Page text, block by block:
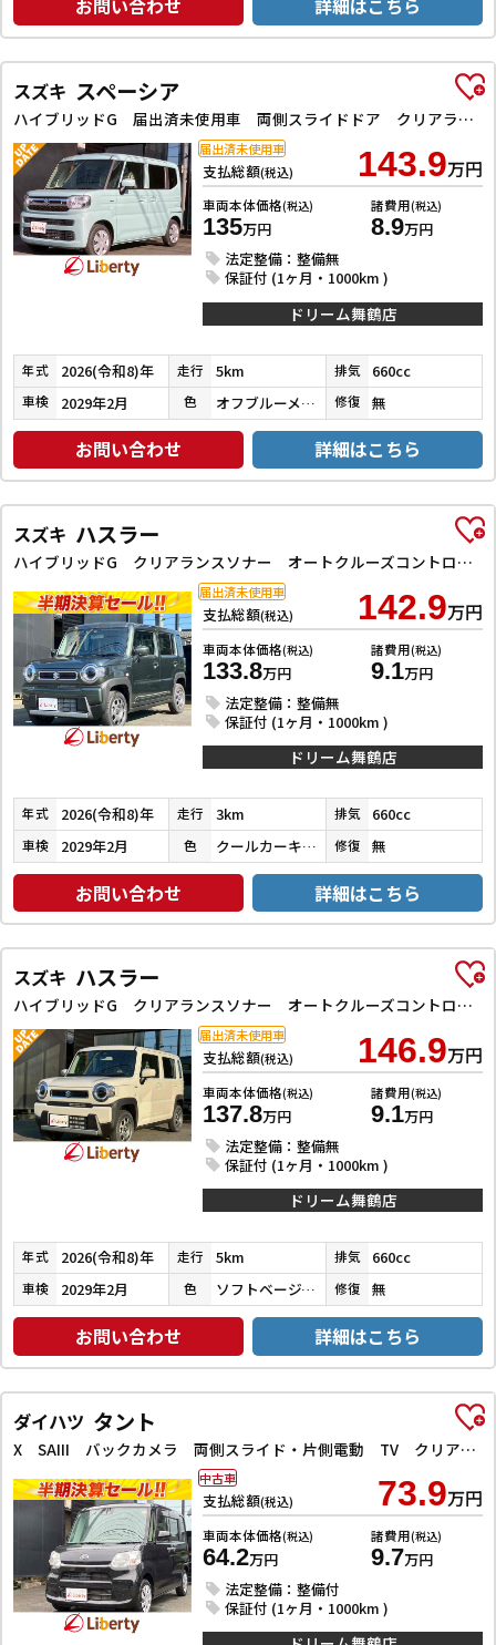
お問い合わせ 詳細はこちら
スズキ スペーシア
ハイブリッドG 届出済未使用車 両側スライドドア クリアランスソナー オートライト LEDヘッドランプ スマートキー アイドリングストップ 電動格納ミラー ベンチシート CVT 盗難防止システム ABS ESC
支払総額(税込) 143.9万円
車両本体価格(税込)
135万円
諸費用(税込)
8.9万円
法定整備：整備無
保証付 (1ヶ月・1000km )
届出済未使用車
ドリーム舞鶴店
年式 2026(令和8)年 走行 5km 排気 660cc
車検 2029年2月 色 オフブルーメタリック 修復 無
お問い合わせ 詳細はこちら
スズキ ハスラー
ハイブリッドG クリアランスソナー オートクルーズコントロール レーンアシスト 衝突被害軽減システム オートライト LEDヘッドランプ スマートキー アイドリングストップ 電動格納ミラー シートヒーター CVT
支払総額(税込) 142.9万円
車両本体価格(税込)
133.8万円
諸費用(税込)
9.1万円
法定整備：整備無
保証付 (1ヶ月・1000km )
届出済未使用車
ドリーム舞鶴店
年式 2026(令和8)年 走行 3km 排気 660cc
車検 2029年2月 色 クールカーキパールメタリック 修復 無
お問い合わせ 詳細はこちら
スズキ ハスラー
ハイブリッドG クリアランスソナー オートクルーズコントロール レーンアシスト 衝突被害軽減システム オートライト LEDヘッドランプ スマートキー アイドリングストップ 電動格納ミラー シートヒーター CVT
支払総額(税込) 146.9万円
車両本体価格(税込)
137.8万円
諸費用(税込)
9.1万円
法定整備：整備無
保証付 (1ヶ月・1000km )
届出済未使用車
ドリーム舞鶴店
年式 2026(令和8)年 走行 5km 排気 660cc
車検 2029年2月 色 ソフトベージュメタリック 修復 無
お問い合わせ 詳細はこちら
ダイハツ タント
X SAIII バックカメラ 両側スライド・片側電動 TV クリアランスソナー 衝突被害軽減システム オートマチックハイビーム オートライト スマートキー アイドリングストップ シートヒーター ベンチシート CVT
支払総額(税込) 73.9万円
車両本体価格(税込)
64.2万円
諸費用(税込)
9.7万円
法定整備：整備付
保証付 (1ヶ月・1000km )
中古車